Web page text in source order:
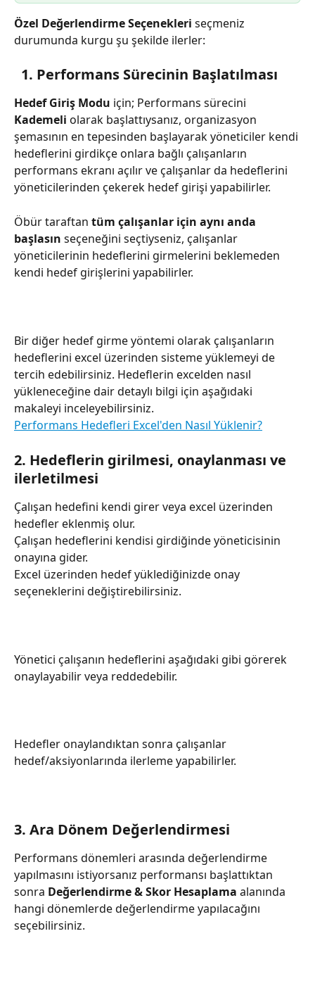
Özel Değerlendirme Seçenekleri seçmeniz
durumunda kurgu şu şekilde ilerler:
  1. Performans Sürecinin Başlatılması
Hedef Giriş Modu için; Performans sürecini
Kademeli olarak başlattıysanız, organizasyon
şemasının en tepesinden başlayarak yöneticiler kendi
hedeflerini girdikçe onlara bağlı çalışanların
performans ekranı açılır ve çalışanlar da hedeflerini
yöneticilerinden çekerek hedef girişi yapabilirler.
Öbür taraftan tüm çalışanlar için aynı anda
başlasın seçeneğini seçtiyseniz, çalışanlar
yöneticilerinin hedeflerini girmelerini beklemeden
kendi hedef girişlerini yapabilirler.
Bir diğer hedef girme yöntemi olarak çalışanların
hedeflerini excel üzerinden sisteme yüklemeyi de
tercih edebilirsiniz. Hedeflerin excelden nasıl
yükleneceğine dair detaylı bilgi için aşağıdaki
makaleyi inceleyebilirsiniz.
Performans Hedefleri Excel'den Nasıl Yüklenir?
2. Hedeflerin girilmesi, onaylanması ve
ilerletilmesi
Çalışan hedefini kendi girer veya excel üzerinden
hedefler eklenmiş olur.
Çalışan hedeflerini kendisi girdiğinde yöneticisinin
onayına gider.
Excel üzerinden hedef yüklediğinizde onay
seçeneklerini değiştirebilirsiniz.
Yönetici çalışanın hedeflerini aşağıdaki gibi görerek
onaylayabilir veya reddedebilir.
Hedefler onaylandıktan sonra çalışanlar
hedef/aksiyonlarında ilerleme yapabilirler.
3. Ara Dönem Değerlendirmesi
Performans dönemleri arasında değerlendirme
yapılmasını istiyorsanız performansı başlattıktan
sonra Değerlendirme & Skor Hesaplama alanında
hangi dönemlerde değerlendirme yapılacağını
seçebilirsiniz.